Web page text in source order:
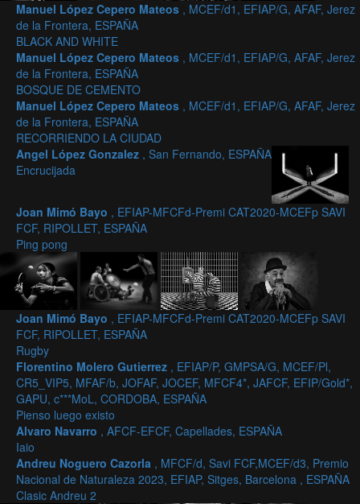
Manuel López Cepero Mateos , MCEF/d1, EFIAP/G, AFAF, Jerez
de la Frontera, ESPAÑA
BLACK AND WHITE
Manuel López Cepero Mateos , MCEF/d1, EFIAP/G, AFAF, Jerez
de la Frontera, ESPAÑA
BOSQUE DE CEMENTO
Manuel López Cepero Mateos , MCEF/d1, EFIAP/G, AFAF, Jerez
de la Frontera, ESPAÑA
RECORRIENDO LA CIUDAD
Angel López Gonzalez , San Fernando, ESPAÑA
Encrucijada
Joan Mimó Bayo , EFIAP-MFCFd-Premi CAT2020-MCEFp SAVI
FCF, RIPOLLET, ESPAÑA
Ping pong
Joan Mimó Bayo , EFIAP-MFCFd-Premi CAT2020-MCEFp SAVI
FCF, RIPOLLET, ESPAÑA
Rugby
Florentino Molero Gutierrez , EFIAP/P, GMPSA/G, MCEF/Pl,
CR5_VIP5, MFAF/b, JOFAF, JOCEF, MFCF4*, JAFCF, EFIP/Gold*,
GAPU, c***MoL, CORDOBA, ESPAÑA
Pienso luego existo
Alvaro Navarro , AFCF-EFCF, Capellades, ESPAÑA
Iaio
Andreu Noguero Cazorla , MFCF/d, Savi FCF,MCEF/d3, Premio
Nacional de Naturaleza 2023, EFIAP, Sitges, Barcelona , ESPAÑA
Clasic Andreu 2